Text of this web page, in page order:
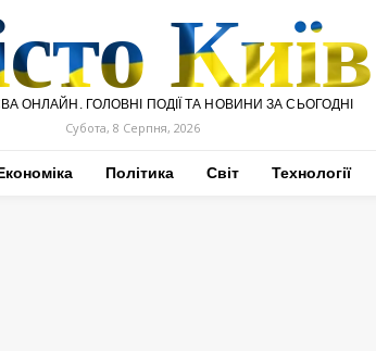
Київ
ОНЛАЙН. ГОЛОВНІ ПОДІЇ ТА НОВИНИ ЗА СЬОГОДНІ
Субота, 8 Серпня, 2026
Політика Світ Технології